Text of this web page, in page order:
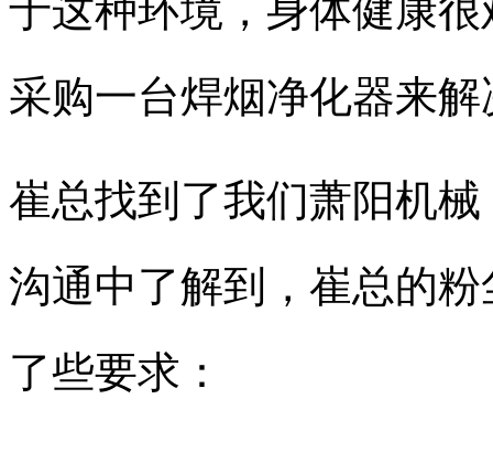
于这种环境，身体健康
采购一台焊烟净化器来
崔总找到了我们萧阳机
沟通中了解到，崔总的
了些要求：